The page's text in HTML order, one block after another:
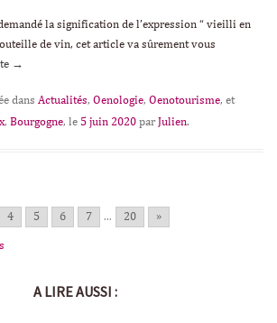
la signification de l’expression “ vieilli en
de vin, cet article va sûrement vous
→
dans Actualités, Oenologie, Oenotourisme, et
, Bourgogne, le 5 juin 2020 par Julien.
4 5 6 7 ... 20 »
A LIRE AUSSI :